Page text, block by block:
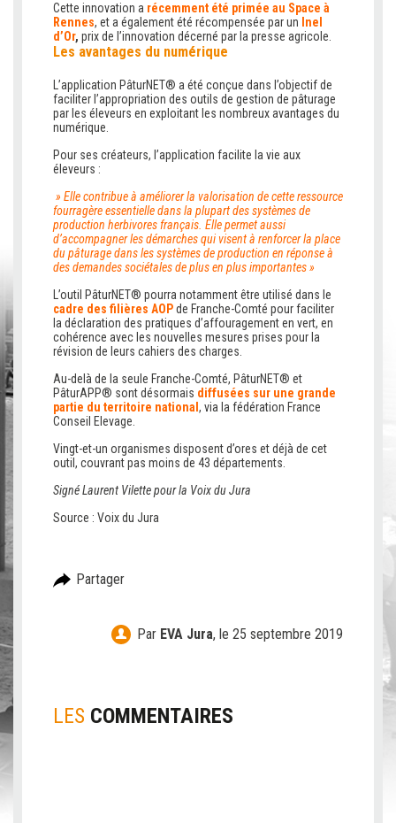
Cette innovation a récemment été primée au Space à
Rennes, et a également été récompensée par un Inel
d’Or, prix de l’innovation décerné par la presse agricole.
Les avantages du numérique
L’application PâturNET® a été conçue dans l’objectif de
faciliter l’appropriation des outils de gestion de pâturage
par les éleveurs en exploitant les nombreux avantages du
numérique.
Pour ses créateurs, l’application facilite la vie aux
éleveurs :
» Elle contribue à améliorer la valorisation de cette ressource
fourragère essentielle dans la plupart des systèmes de
production herbivores français. Elle permet aussi
d’accompagner les démarches qui visent à renforcer la place
du pâturage dans les systèmes de production en réponse à
des demandes sociétales de plus en plus importantes »
L’outil PâturNET® pourra notamment être utilisé dans le
cadre des filières AOPde Franche-Comté pour faciliter
la déclaration des pratiques d’affouragement en vert, en
cohérence avec les nouvelles mesures prises pour la
révision de leurs cahiers des charges.
Au-delà de la seule Franche-Comté, PâturNET® et
PâturAPP® sont désormais diffusées sur une grande
partie du territoire national , via la fédération France
Conseil Elevage.
Vingt-et-un organismes disposent d’ores et déjà de cet
outil, couvrant pas moins de 43 départements.
Signé Laurent Vilette pour la Voix du Jura
Source : Voix du Jura
Partager
Par EVA Jura, le 25 septembre 2019
LES COMMENTAIRES